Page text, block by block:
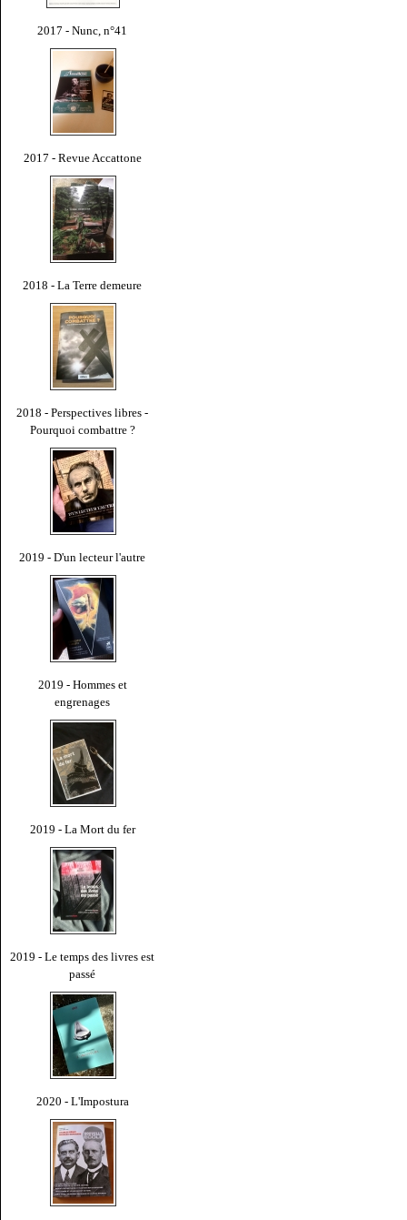
2017 - Nunc, n°41
2017 - Revue Accattone
2018 - La Terre demeure
2018 - Perspectives libres -
Pourquoi combattre ?
2019 - D'un lecteur l'autre
2019 - Hommes et
engrenages
2019 - La Mort du fer
2019 - Le temps des livres est
passé
2020 - L'Impostura